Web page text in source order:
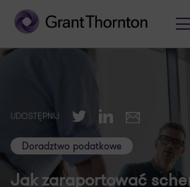
UDOSTĘPNIJ TwitterLinkedIn
E-mail
Doradztwo podatkowe
Jak zaraportować